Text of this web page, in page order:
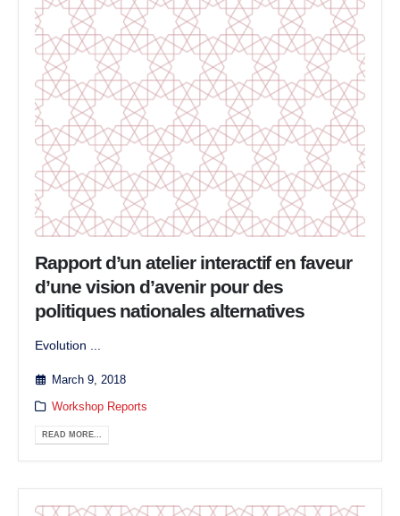
Rapport d’un atelier interactif en faveur
d’une vision d’avenir pour des
politiques nationales alternatives
Evolution ...
March 9, 2018
Workshop Reports
READ MORE...